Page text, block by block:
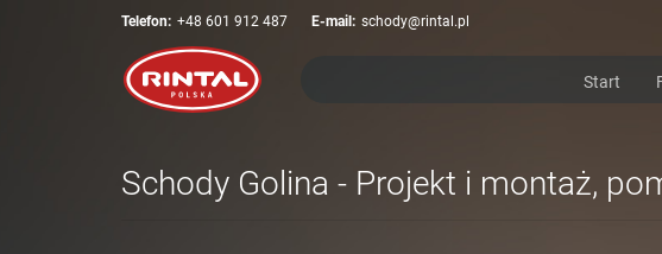
Telefon: +48 601 912 487 E-mail: schody@rintal.pl
Start
Schody Golina - Projekt i montaż,